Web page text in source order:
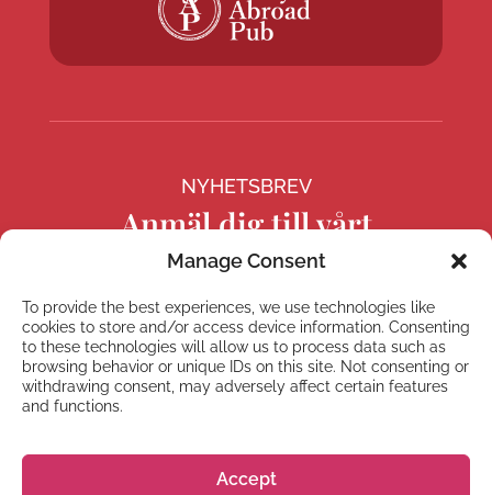
Manage Consent
To provide the best experiences, we use technologies like
cookies to store and/or access device information. Consenting
to these technologies will allow us to process data such as
browsing behavior or unique IDs on this site. Not consenting or
withdrawing consent, may adversely affect certain features
and functions.
Accept
NYHETSBREV
Anmäl dig till vårt
nyhetsbrev
Prenumerera